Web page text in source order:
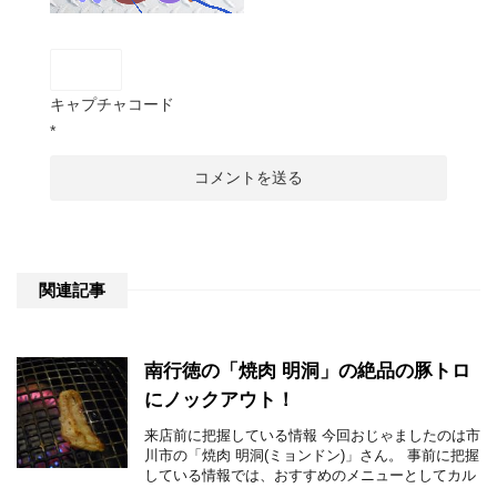
キャプチャコード
*
関連記事
南行徳の「焼肉 明洞」の絶品の豚トロ
にノックアウト！
来店前に把握している情報 今回おじゃましたのは市
川市の「焼肉 明洞(ミョンドン)」さん。 事前に把握
している情報では、おすすめのメニューとしてカル